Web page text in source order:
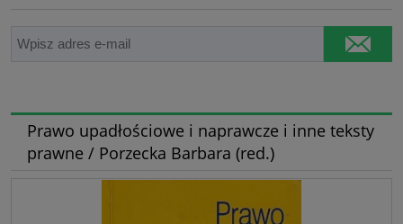
Prawo upadłościowe i naprawcze i inne teksty
prawne / Porzecka Barbara (red.)